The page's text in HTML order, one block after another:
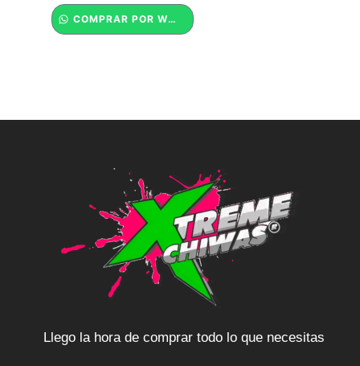
COMPRAR POR WHATSAPP
Llego la hora de comprar todo lo que necesitas